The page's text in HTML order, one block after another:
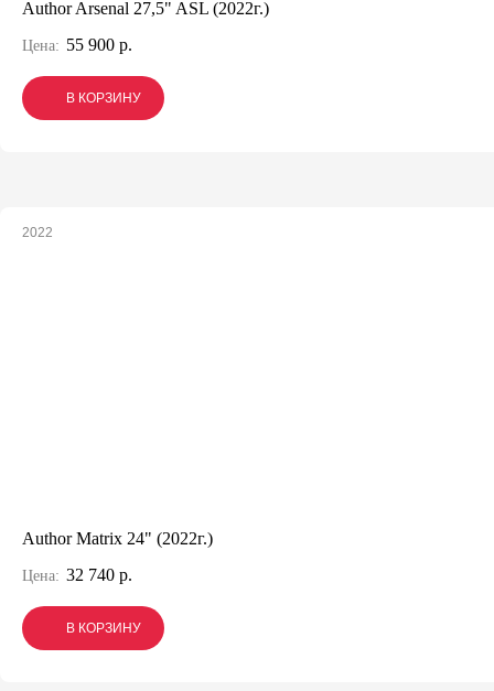
Author Arsenal 27,5" ASL (2022г.)
Цена: 55 900 р.
В КОРЗИНУ
В КОРЗИНУ
В КОРЗИНУ
2022
Author Matrix 24" (2022г.)
Цена: 32 740 р.
В КОРЗИНУ
В КОРЗИНУ
В КОРЗИНУ